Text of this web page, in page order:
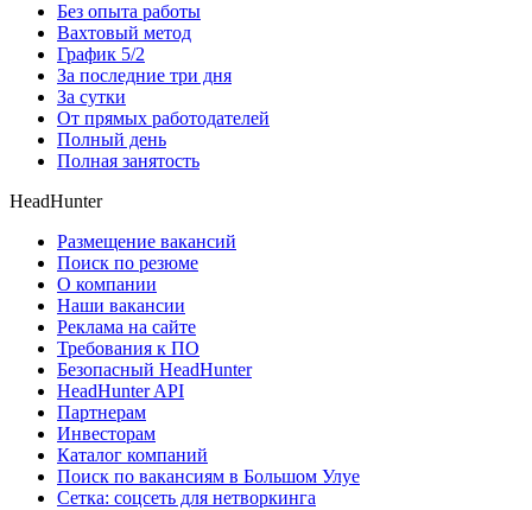
Без опыта работы
Вахтовый метод
График 5/2
За последние три дня
За сутки
От прямых работодателей
Полный день
Полная занятость
HeadHunter
Размещение вакансий
Поиск по резюме
О компании
Наши вакансии
Реклама на сайте
Требования к ПО
Безопасный HeadHunter
HeadHunter API
Партнерам
Инвесторам
Каталог компаний
Поиск по вакансиям в Большом Улуе
Сетка: соцсеть для нетворкинга